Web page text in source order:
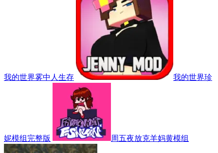
我的世界雾中人生存 我的世界珍
妮模组完整版 周五夜放克羊妈黄模组